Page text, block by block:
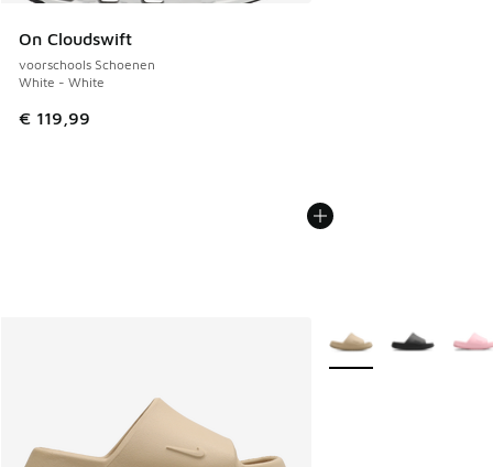
On Cloudswift
voorschools Schoenen
White - White
€ 119,99
Meer kleuren